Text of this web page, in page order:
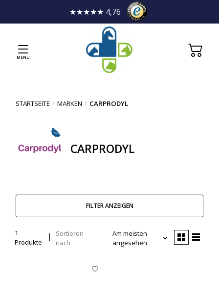
★★★★★ 4,76
MENU
STARTSEITE / MARKEN / CARPRODYL
CARPRODYL
FILTER ANZEIGEN
1
Produkte
Sortieren
nach
Am meisten
angesehen